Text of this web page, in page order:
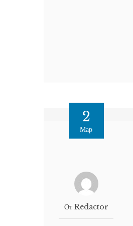
2
Мар
От Redactor